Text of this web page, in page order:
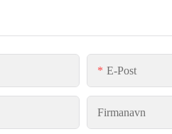
E-Post
Firmanavn